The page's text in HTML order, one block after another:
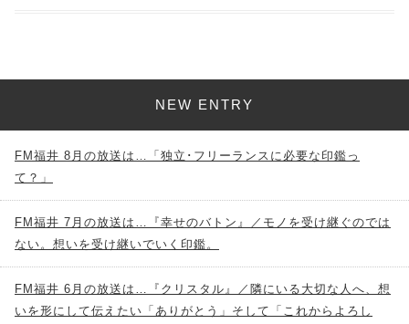
NEW ENTRY
FM福井 8月の放送は…「独立･フリーランスに必要な印鑑っ
て？」
FM福井 7月の放送は…『幸せのバトン』／モノを受け継ぐのでは
ない。想いを受け継いでいく印鑑。
FM福井 6月の放送は…『クリスタル』／隣にいる大切な人へ、想
いを形にして伝えたい「ありがとう」そして「これからよろし